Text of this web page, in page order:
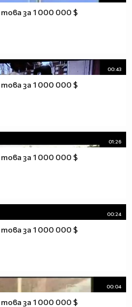
за 1 000 000 $
00:43
за 1 000 000 $
01:26
за 1 000 000 $
00:24
за 1 000 000 $
00:04
за 1 000 000 $